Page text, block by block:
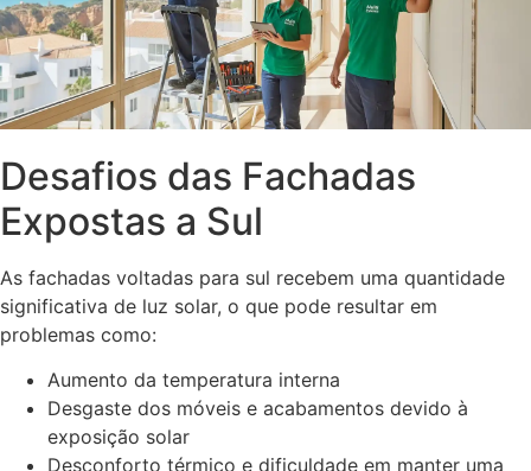
Desafios das Fachadas
Expostas a Sul
As fachadas voltadas para sul recebem uma quantidade
significativa de luz solar, o que pode resultar em
problemas como:
Aumento da temperatura interna
Desgaste dos móveis e acabamentos devido à
exposição solar
Desconforto térmico e dificuldade em manter uma